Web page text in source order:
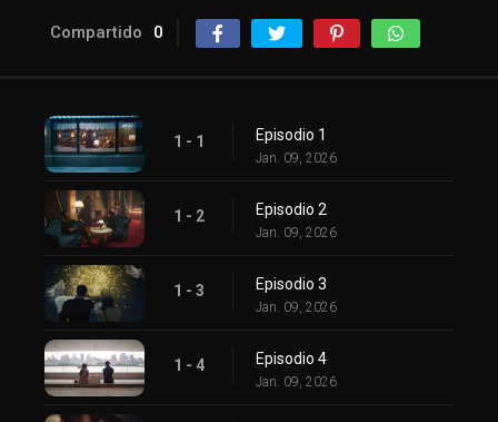
Compartido 0
1 - 1 Episodio 1
Jan. 09, 2026
1 - 2 Episodio 2
Jan. 09, 2026
1 - 3 Episodio 3
Jan. 09, 2026
1 - 4 Episodio 4
Jan. 09, 2026